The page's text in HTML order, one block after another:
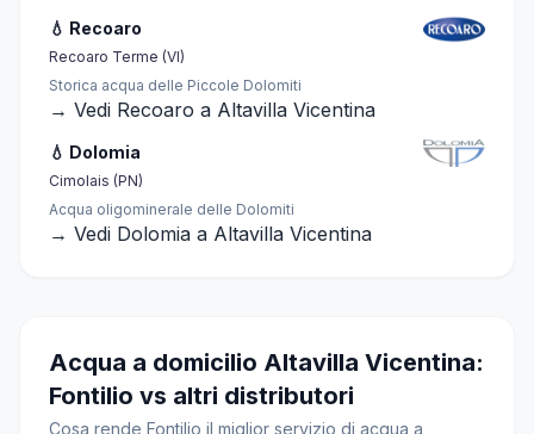
💧 Recoaro
Recoaro Terme (VI)
Storica acqua delle Piccole Dolomiti
→ Vedi Recoaro a Altavilla Vicentina
💧 Dolomia
Cimolais (PN)
Acqua oligominerale delle Dolomiti
→ Vedi Dolomia a Altavilla Vicentina
Acqua a domicilio Altavilla Vicentina:
Fontilio vs altri distributori
Cosa rende Fontilio il miglior servizio di acqua a